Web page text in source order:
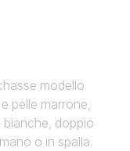
modello
pelle marrone,
bianche, doppio
o in spalla.